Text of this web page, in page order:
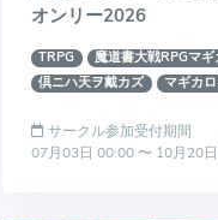
オンリー2026
TRPG
魔道書大戦RPGマ
倶ニハ天ヲ戴カズ
マギカ
サークル参加受付期間
07月03日 00:00 〜 10月20